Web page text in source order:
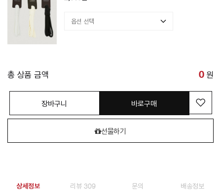
총 상품 금액 0 원
장바구니 바로구매
선물하기
상세정보 리뷰 309 문의 배송정보